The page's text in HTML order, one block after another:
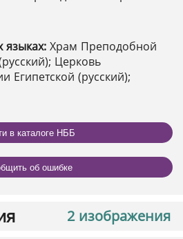
языках: Храм Преподобной
Церковь
Египетской (русский);
в каталоге НББ
об ошибке
2 изображения